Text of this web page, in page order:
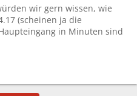
wir gern wissen, wie
(scheinen ja die
in Minuten sind